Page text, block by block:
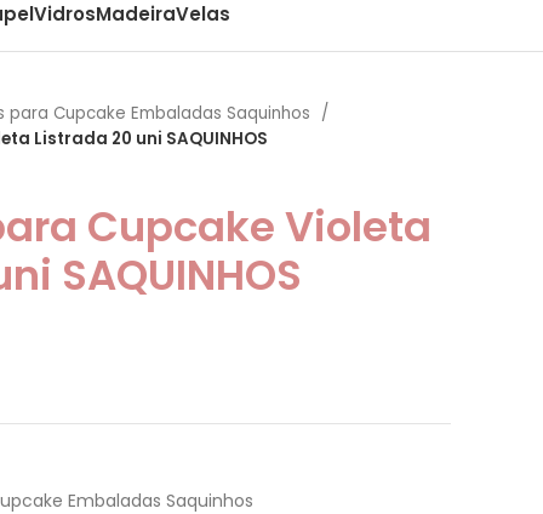
VidrosMadeiraVelas
para Cupcake Embaladas Saquinhos
Listrada 20 uni SAQUINHOS
Cupcake Violeta
SAQUINHOS
Embaladas Saquinhos